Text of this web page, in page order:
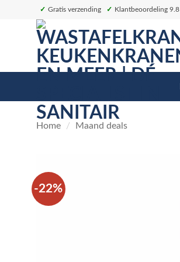
✓ Gratis verzending ✓ Klantbeoordeling 9.8
Home / Maand deals
-22%